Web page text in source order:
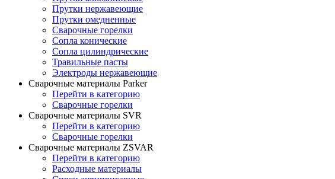
Прутки нержавеющие
Прутки омедненные
Сварочные горелки
Сопла конические
Сопла цилиндрические
Травильные пасты
Электроды нержавеющие
Сварочные материалы Parker
Перейти в категорию
Сварочные горелки
Сварочные материалы SVR
Перейти в категорию
Сварочные горелки
Сварочные материалы ZSVAR
Перейти в категорию
Расходные материалы